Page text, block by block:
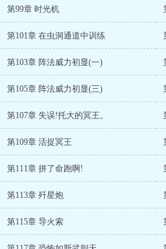
第99章 时光机
第101章 在虫洞通道中训练
第103章 阵法威力初显(一)
第105章 阵法威力初显(三)
第107章 失误!托大的冥王。
第109章 活捉冥王
第111章 拼了命跑啊!
第113章 歼星炮
第115章 导火索